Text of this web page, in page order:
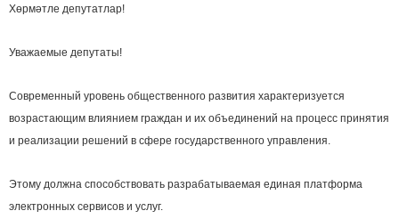
Хөрмәтле депутатлар!
Уважаемые депутаты!
Современный уровень общественного развития характеризуется
возрастающим влиянием граждан и их объединений на процесс принятия
и реализации решений в сфере государственного управления.
Этому должна способствовать разрабатываемая единая платформа
электронных сервисов и услуг.